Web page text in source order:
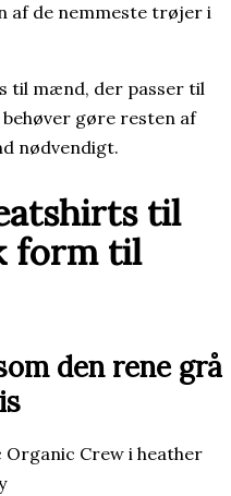
af de nemmeste trøjer i
til mænd, der passer til
behøver gøre resten af
nødvendigt.
til
form til
den rene grå